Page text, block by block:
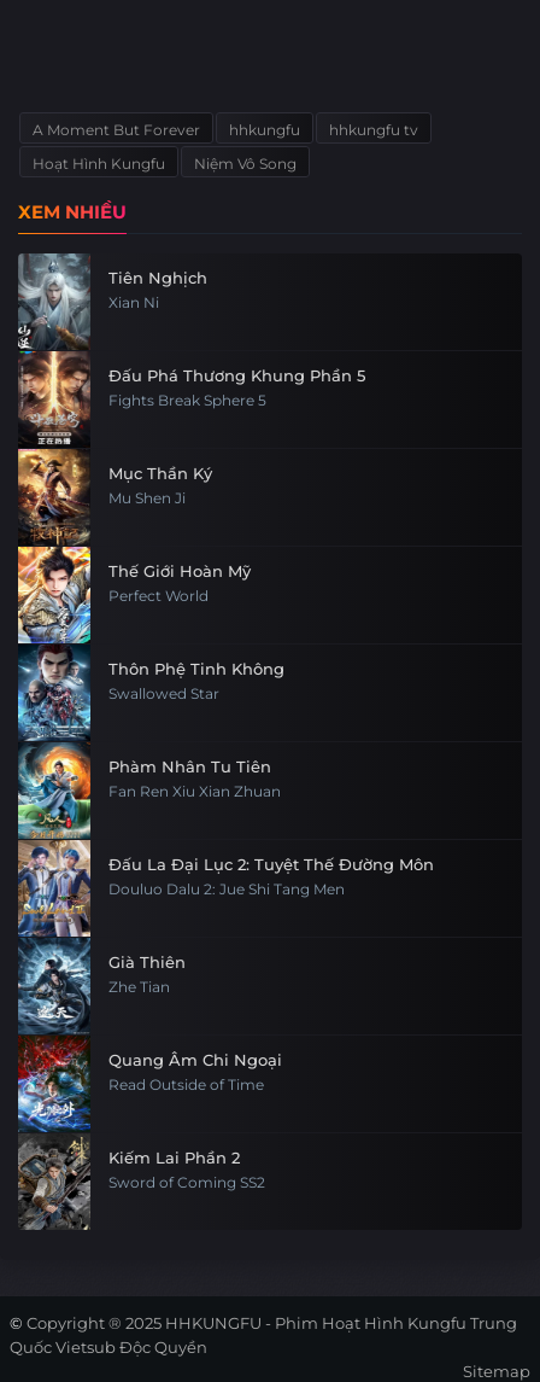
A Moment But Forever hhkungfu
hhkungfu tv
Hoạt Hình Kungfu
Niệm Vô Song
XEM NHIỀU
Tiên Nghịch
Xian Ni
Đấu Phá Thương Khung Phần 5
Fights Break Sphere 5
Mục Thần Ký
Mu Shen Ji
Thế Giới Hoàn Mỹ
Perfect World
Thôn Phệ Tinh Không
Swallowed Star
Phàm Nhân Tu Tiên
Fan Ren Xiu Xian Zhuan
Đấu La Đại Lục 2: Tuyệt Thế Đường Môn
Douluo Dalu 2: Jue Shi Tang Men
Già Thiên
Zhe Tian
Quang Âm Chi Ngoại
Read Outside of Time
Kiếm Lai Phần 2
Sword of Coming SS2
© Copyright ® 2025 HHKUNGFU - Phim Hoạt Hình Kungfu Trung
Quốc Vietsub Độc Quyền
Sitemap